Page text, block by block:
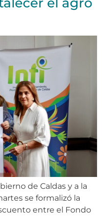
de Caldas y a la
se formalizó la
entre el Fondo